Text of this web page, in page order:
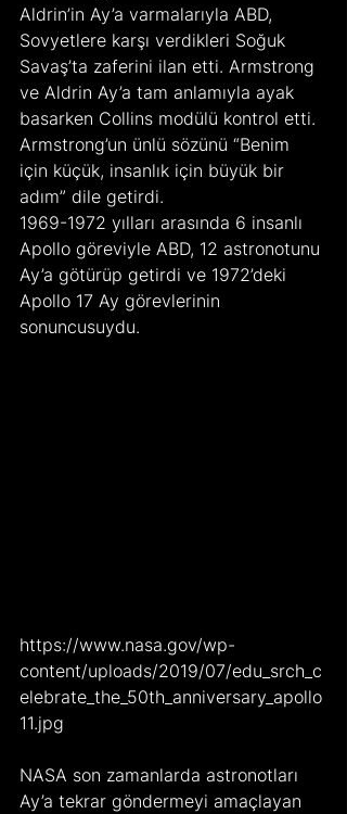
Aldrin’in Ay’a varmalarıyla ABD,
Sovyetlere karşı verdikleri Soğuk
Savaş’ta zaferini ilan etti. Armstrong
ve Aldrin Ay’a tam anlamıyla ayak
basarken Collins modülü kontrol etti.
Armstrong’un ünlü sözünü “Benim
için küçük, insanlık için büyük bir
adım” dile getirdi.
1969-1972 yılları arasında 6 insanlı
Apollo göreviyle ABD, 12 astronotunu
Ay’a götürüp getirdi ve 1972’deki
Apollo 17 Ay görevlerinin
sonuncusuydu.
https://www.nasa.gov/wp-
content/uploads/2019/07/edu_srch_c
elebrate_the_50th_anniversary_apollo
11.jpg
NASA son zamanlarda astronotları
Ay’a tekrar göndermeyi amaçlayan